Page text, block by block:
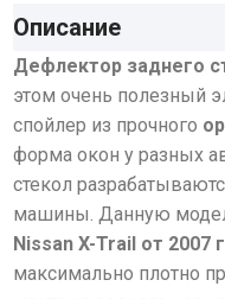
Описание
Дефлектор заднего
этом очень полезный
спойлер из прочного
форма окон у разных
стекол
машины. Данную
Nissan X-Trail от 2007
максимально плотно